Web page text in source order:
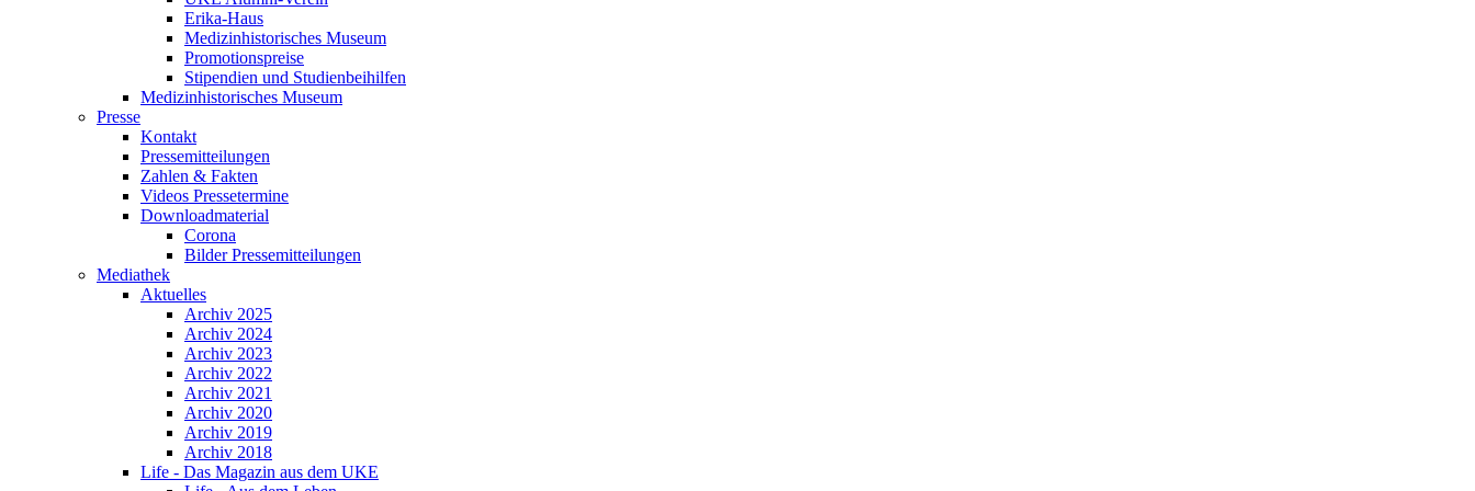
Erika-Haus
Medizinhistorisches Museum
Promotionspreise
Stipendien und Studienbeihilfen
Medizinhistorisches Museum
Presse
Kontakt
Pressemitteilungen
Zahlen & Fakten
Videos Pressetermine
Downloadmaterial
Corona
Bilder Pressemitteilungen
Mediathek
Aktuelles
Archiv 2025
Archiv 2024
Archiv 2023
Archiv 2022
Archiv 2021
Archiv 2020
Archiv 2019
Archiv 2018
Life - Das Magazin aus dem UKE